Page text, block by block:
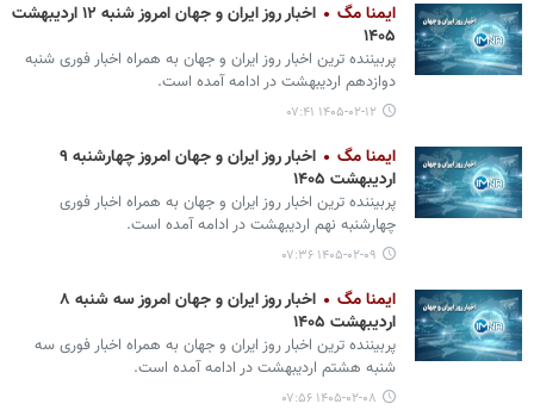
ایمنا مگ
اخبار روز ایران و جهان امروز شنبه ۱۲ اردیبهشت
۱۴۰۵
پربیننده ترین اخبار روز ایران و جهان به همراه اخبار فوری شنبه
دوازدهم اردیبهشت در ادامه آمده است.
۱۴۰۵-۰۲-۱۲ ۰۷:۴۱
ایمنا مگ
اخبار روز ایران و جهان امروز چهارشنبه ۹
اردیبهشت ۱۴۰۵
پربیننده ترین اخبار روز ایران و جهان به همراه اخبار فوری
چهارشنبه نهم اردیبهشت در ادامه آمده است.
۱۴۰۵-۰۲-۰۹ ۰۷:۳۶
ایمنا مگ
اخبار روز ایران و جهان امروز سه شنبه ۸
اردیبهشت ۱۴۰۵
پربیننده ترین اخبار روز ایران و جهان به همراه اخبار فوری سه
شنبه هشتم اردیبهشت در ادامه آمده است.
۱۴۰۵-۰۲-۰۸ ۰۷:۵۶